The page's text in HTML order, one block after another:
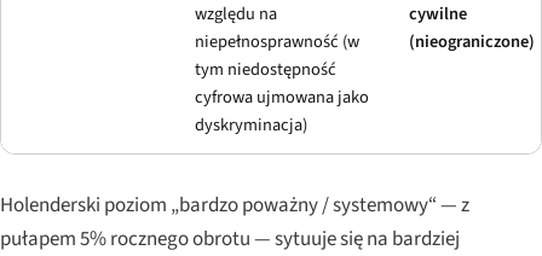
względu na
niepełnosprawność (w
tym niedostępność
cyfrowa ujmowana jako
dyskryminacja)
cywilne
(nieograniczone)
Holenderski poziom „bardzo poważny / systemowy“ — z
pułapem 5% rocznego obrotu — sytuuje się na bardziej